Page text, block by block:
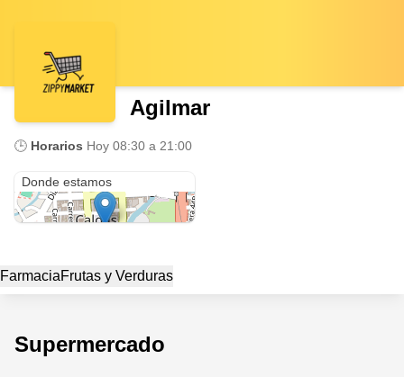
Agilmar
🕒 Horarios Hoy 08:30 a 21:00
Donde estamos
FarmaciaFrutas y Verduras
Supermercado